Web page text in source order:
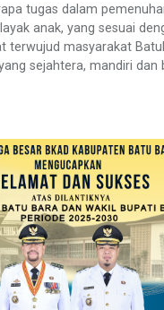
tugas dalam
anak, yang sesuai
terwujud masyarakat
sejahtera, mandiri dan